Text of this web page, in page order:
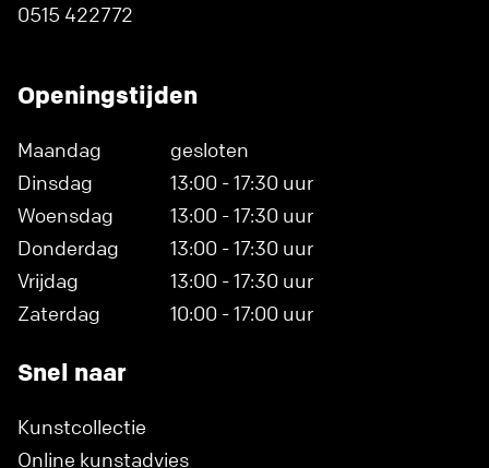
0515 422772
Openingstijden
Maandag
gesloten
Dinsdag
13:00 - 17:30 uur
Woensdag
13:00 - 17:30 uur
Donderdag
13:00 - 17:30 uur
Vrijdag
13:00 - 17:30 uur
Zaterdag
10:00 - 17:00 uur
Snel naar
Kunstcollectie
Online kunstadvies